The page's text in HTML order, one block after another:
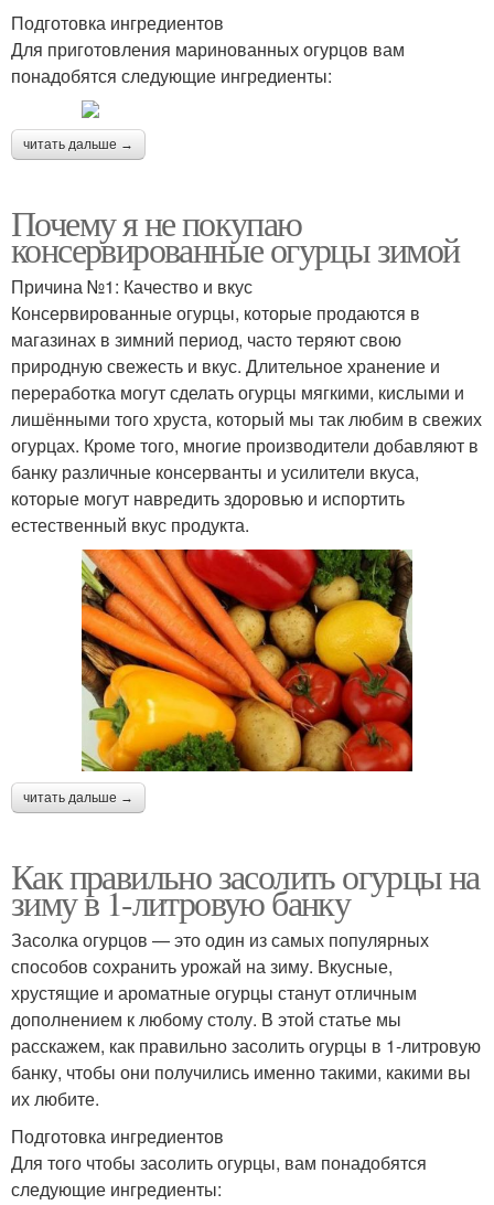
Подготовка ингредиентов
Для приготовления маринованных огурцов вам
понадобятся следующие ингредиенты:
читать дальше →
Почему я не покупаю
консервированные огурцы зимой
Причина №1: Качество и вкус
Консервированные огурцы, которые продаются в
магазинах в зимний период, часто теряют свою
природную свежесть и вкус. Длительное хранение и
переработка могут сделать огурцы мягкими, кислыми и
лишёнными того хруста, который мы так любим в свежих
огурцах. Кроме того, многие производители добавляют в
банку различные консерванты и усилители вкуса,
которые могут навредить здоровью и испортить
естественный вкус продукта.
читать дальше →
Как правильно засолить огурцы на
зиму в 1-литровую банку
Засолка огурцов — это один из самых популярных
способов сохранить урожай на зиму. Вкусные,
хрустящие и ароматные огурцы станут отличным
дополнением к любому столу. В этой статье мы
расскажем, как правильно засолить огурцы в 1-литровую
банку, чтобы они получились именно такими, какими вы
их любите.
Подготовка ингредиентов
Для того чтобы засолить огурцы, вам понадобятся
следующие ингредиенты: